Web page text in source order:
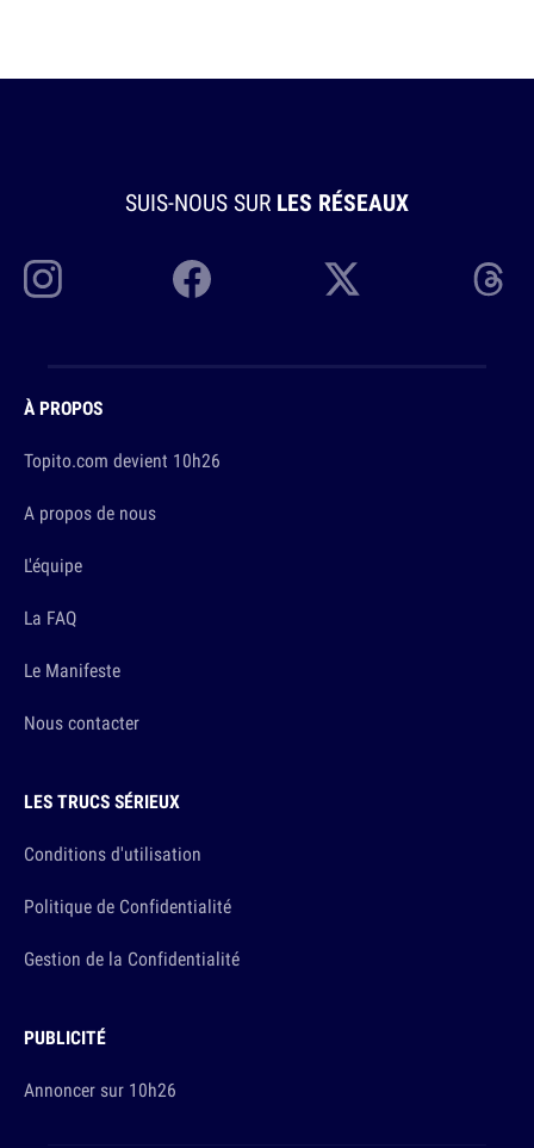
SUIS-NOUS SUR LES RÉSEAUX
À PROPOS
Topito.com devient 10h26
A propos de nous
L'équipe
La FAQ
Le Manifeste
Nous contacter
LES TRUCS SÉRIEUX
Conditions d'utilisation
Politique de Confidentialité
Gestion de la Confidentialité
PUBLICITÉ
Annoncer sur 10h26